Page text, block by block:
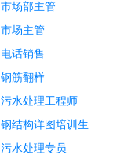
市场部主管
市场主管
电话销售
钢筋翻样
污水处理工程师
钢结构详图培训生
污水处理专员